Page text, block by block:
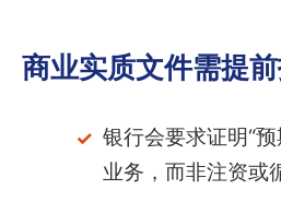
商业实质文件需提
银行会要求证明“
业务，而非注资或